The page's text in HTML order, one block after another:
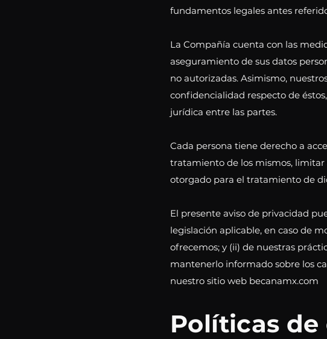
fundamentos legales antes
La Compañía cuenta con las
aseguramiento de sus datos
no autorizadas. Asimismo,
confidencialidad respecto de
jurídica entre las partes.
Cada persona tiene derecho a
tratamiento de los mismos, limitar
otorgado para el tratamiento de
El presente aviso de privacidad
legislación aplicable, en caso de
ofrecemos; y (ii) de nuestras
mantenerlo informado sobre los
nuestro sitio web becanamx.com
Políticas de